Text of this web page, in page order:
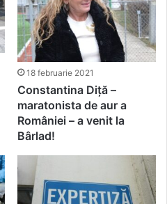
18 februarie 2021
Constantina Diță –
maratonista de aur a
României – a venit la
Bârlad!